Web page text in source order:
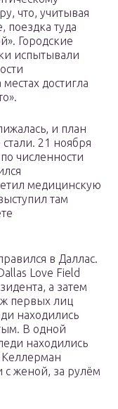
что, учитывая
поездка туда
Городские
испытывали
достигла
и план
21 ноября
численности
медицинскую
там
в Даллас.
Love Field
а затем
первых лиц
находились
В одной
находились
с женой, за рулём